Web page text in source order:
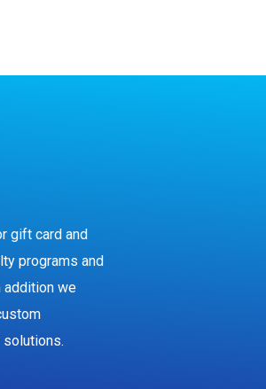
gift card and
programs and
addition we